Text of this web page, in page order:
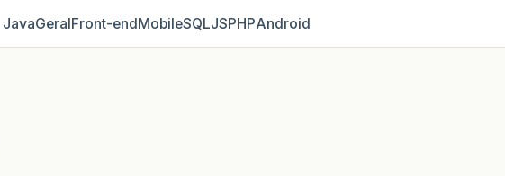
JavaGeralFront‑endMobileSQLJSPHPAndroid